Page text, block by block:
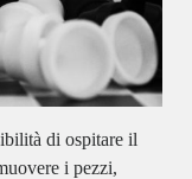
di ospitare il
i pezzi,